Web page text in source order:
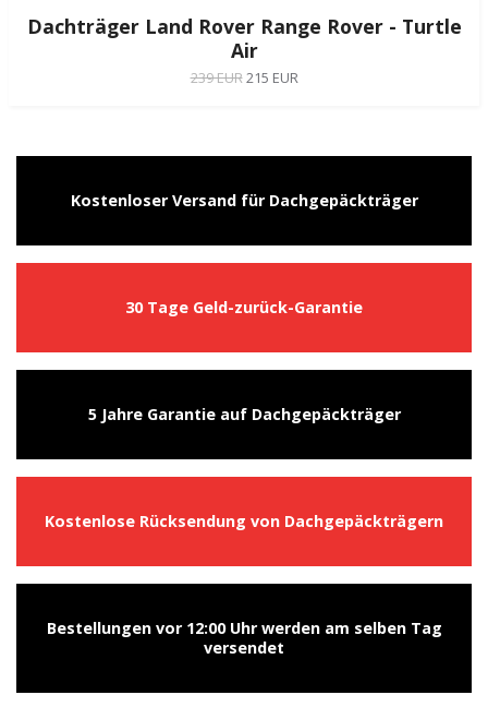
Dachträger Land Rover Range Rover - Turtle
Air
239 EUR215 EUR
Kostenloser Versand für Dachgepäckträger
30 Tage Geld-zurück-Garantie
5 Jahre Garantie auf Dachgepäckträger
Kostenlose Rücksendung von Dachgepäckträgern
Bestellungen vor 12:00 Uhr werden am selben Tag
versendet